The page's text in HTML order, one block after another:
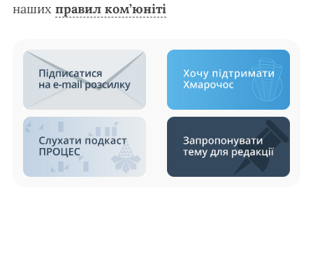
наших правил ком’юніті